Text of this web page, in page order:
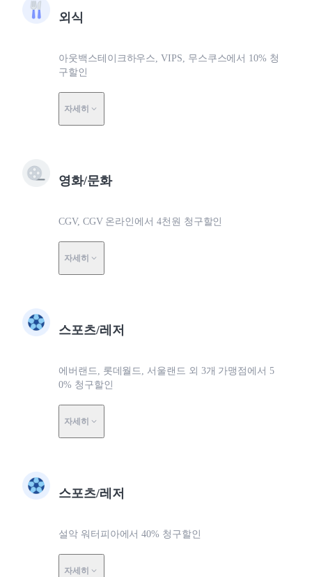
외식
아웃백스테이크하우스, VIPS, 무스쿠스에서 10% 청
구할인
자세히
영화/문화
CGV, CGV 온라인에서 4천원 청구할인
자세히
스포츠/레저
에버랜드, 롯데월드, 서울랜드 외 3개 가맹점에서 5
0% 청구할인
자세히
스포츠/레저
설악 워터피아에서 40% 청구할인
자세히